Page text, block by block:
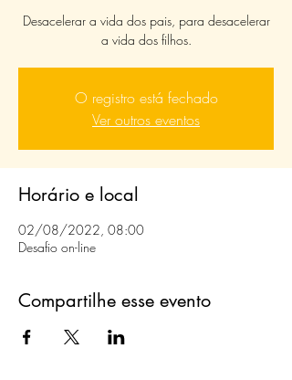
Desacelerar a vida dos pais, para desacelerar
a vida dos filhos.
O registro está fechado
Ver outros eventos
Horário e local
02/08/2022, 08:00
Desafio on-line
Compartilhe esse evento